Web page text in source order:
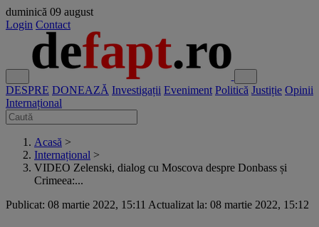
duminică 09 august
Login Contact
DESPRE DONEAZĂ Investigații Eveniment Politică Justiție Opinii
Internațional
Acasă >
Internațional >
VIDEO Zelenski, dialog cu Moscova despre Donbass și
Crimeea:...
Publicat: 08 martie 2022, 15:11 Actualizat la: 08 martie 2022, 15:12